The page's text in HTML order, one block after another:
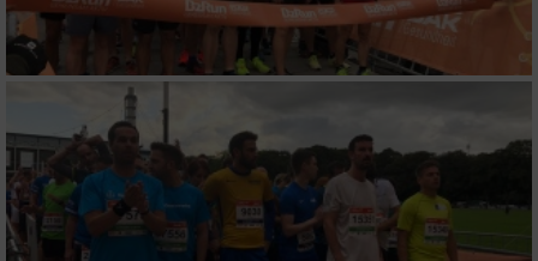
Partnerliste anzeigen (1 IAB-Anbieter)
Wir nutzen Ihre Daten für folgende Zwecke:
IAB-Verarbeitungszwecke:
Speichern von oder Zugriff auf Informationen
auf einem Endgerät
Verwendung reduzierter Daten zur Auswahl
von Werbeanzeigen